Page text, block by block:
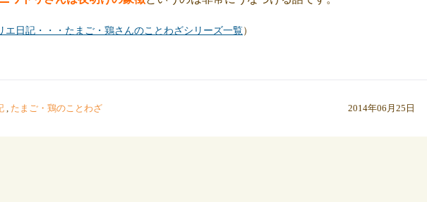
エ日記・・・たまご・鶏さんのことわざシリーズ一覧）
, たまご・鶏のことわざ 2014年06月25日